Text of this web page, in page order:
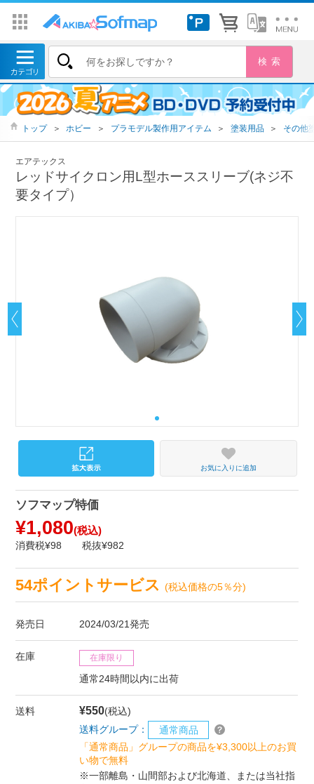
トップ ＞ ホビー ＞ プラモデル製作用アイテム ＞ 塗装用品 ＞ その他
エアテックス
レッドサイクロン用L型ホーススリーブ(ネジ不
要タイプ）
お気に入りに追加
ソフマップ特価
¥1,080(税込)
消費税¥98 税抜¥982
54ポイントサービス(税込価格の5％分)
発売日 2024/03/21発売
在庫 在庫限り
通常24時間以内に出荷
送料 ¥550(税込)
送料グループ：
通常商品
「通常商品」グループの商品を¥3,300以上のお買
い物で無料
※一部離島・山間部および北海道、または当社指